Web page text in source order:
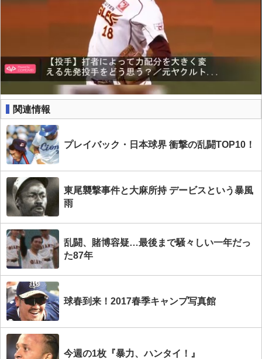
関連情報
プレイバック・日本球界 衝撃の乱闘TOP10！
東尾襲撃事件と大麻所持 デービスという暴風
雨
乱闘、賭博容疑…最後まで騒々しい一年だっ
た87年
球春到来！2017春季キャンプ写真館
今週の1枚『暴力、ハンタイ！』